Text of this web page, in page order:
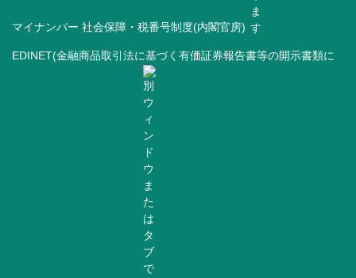
マイナンバー 社会保障・税番号制度(内閣官房)
EDINET(金融商品取引法に基づく有価証券報告書等の開示書類に